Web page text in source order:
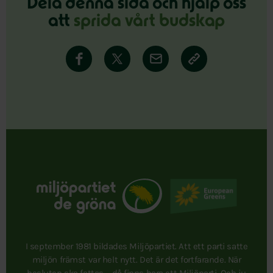
Dela denna sida och hjälp oss
att sprida vårt budskap
I september 1981 bildades Miljöpartiet. Att ett parti satte
miljön främst var helt nytt. Det är det fortfarande. När